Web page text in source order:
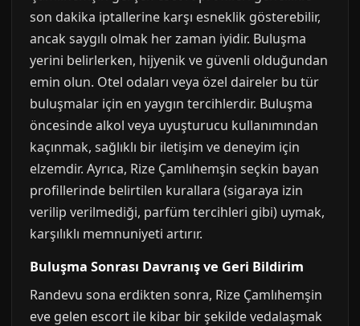
son dakika iptallerine karşı esneklik gösterebilir,
ancak saygılı olmak her zaman iyidir. Buluşma
yerini belirlerken, hijyenik ve güvenli olduğundan
emin olun. Otel odaları veya özel daireler bu tür
buluşmalar için en yaygın tercihlerdir. Buluşma
öncesinde alkol veya uyuşturucu kullanımından
kaçınmak, sağlıklı bir iletişim ve deneyim için
elzemdir. Ayrıca, Rize Çamlıhemşin seçkin bayan
profillerinde belirtilen kurallara (sigaraya izin
verilip verilmediği, parfüm tercihleri gibi) uymak,
karşılıklı memnuniyeti artırır.
Buluşma Sonrası Davranış ve Geri Bildirim
Randevu sona erdikten sonra, Rize Çamlıhemşin
eve gelen escort ile kibar bir şekilde vedalaşmak